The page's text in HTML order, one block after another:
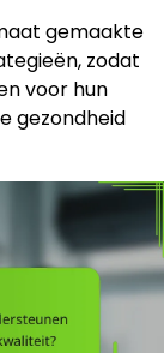
gemaakte
zodat
voor hun
gezondheid